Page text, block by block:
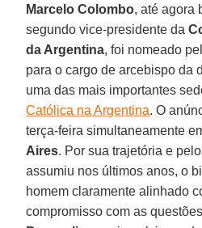
Marcelo Colombo, até agora
segundo vice-presidente da
da Argentina, foi nomeado
para o cargo de arcebispo da
uma das mais importantes
Católica na Argentina. O
terça-feira simultaneamente
Aires. Por sua trajetória e
assumiu nos últimos anos, o
homem claramente alinhado
compromisso com as